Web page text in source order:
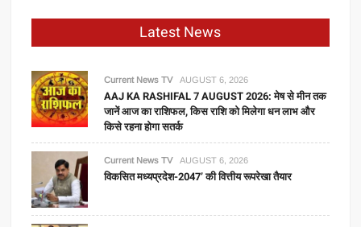
Latest News
Current News TV AUGUST 6, 2026
AAJ KA RASHIFAL 7 AUGUST 2026: मेष से मीन तक
जानें आज का राशिफल, किस राशि को मिलेगा धन लाभ और
किसे रहना होगा सतर्क
Current News TV AUGUST 6, 2026
विकसित मध्यप्रदेश-2047’ की वित्तीय रूपरेखा तैयार